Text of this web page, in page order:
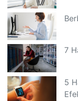
7
5